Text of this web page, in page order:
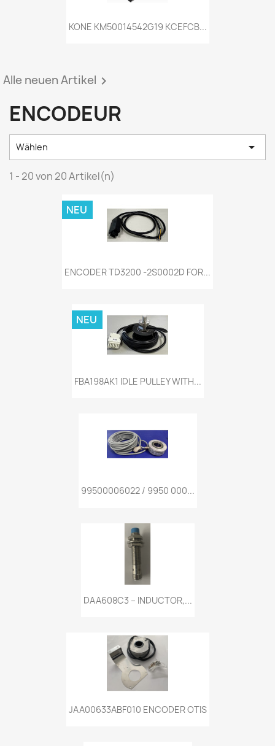
KONE KM50014542G19 KCEFCB...
Alle neuen Artikel 
ENCODEUR
Wählen 
1 - 20 von 20 Artikel(n)
ENCODER TD3200 -2S0002D FOR...
NEU
FBA198AK1 IDLE PULLEY WITH...
NEU
99500006022 / 9950 000...
DAA608C3 – INDUCTOR,...
JAA00633ABF010 ENCODER OTIS